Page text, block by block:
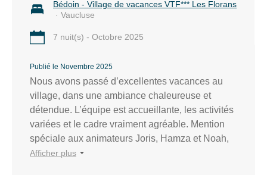
Bédoin - Village de vacances VTF*** Les Florans
· Vaucluse
7 nuit(s) - Octobre 2025
Publié le Novembre 2025
Nous avons passé d’excellentes vacances au
village, dans une ambiance chaleureuse et
détendue. L’équipe est accueillante, les activités
variées et le cadre vraiment agréable. Mention
spéciale aux animateurs Joris, Hamza et Noah,
pour leur bonne humeur, leur énergie
Afficher plus